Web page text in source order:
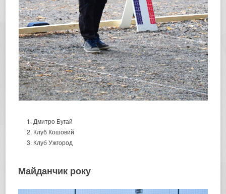
Дмитро Бугай
Клуб Кошовий
Клуб Ужгород
Майданчик року